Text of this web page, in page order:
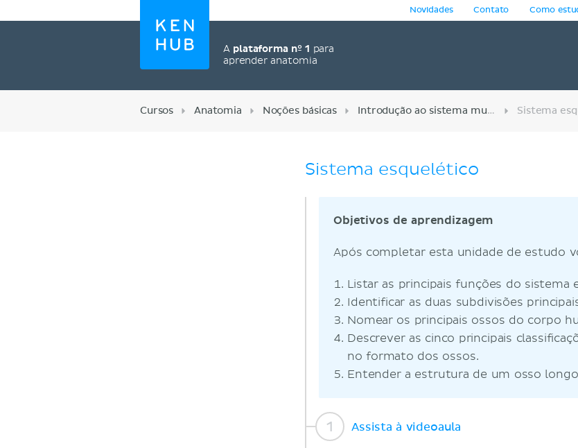
A plataforma nº 1 para
aprender anatomia
Novidades Contato Como
Cursos Anatomia Noções básicas Introdução ao sistema muscular e esquelético Sistema
Sistema esquelético
Objetivos de aprendizagem
Após completar esta unidade de estudo
Listar as principais funções do sistema
Identificar as duas subdivisões
Nomear os principais ossos do corpo
Descrever as cinco principais
no formato dos ossos.
Entender a estrutura de um osso
Assista à videoaula